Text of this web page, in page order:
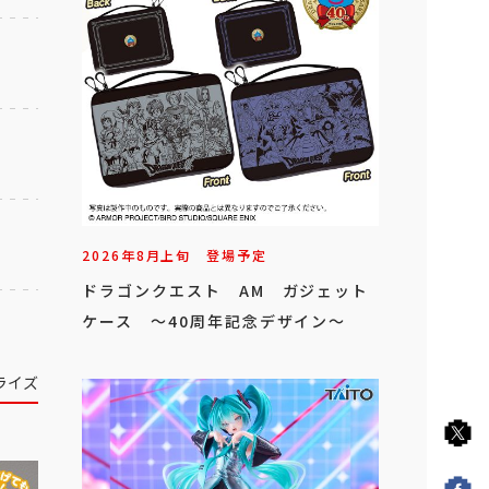
イズ
2026年8月上旬 登場予定
ドラゴンクエスト AM ガジェット
ケース ～40周年記念デザイン～